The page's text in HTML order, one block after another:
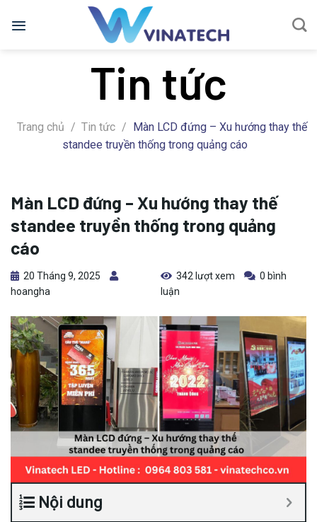
qua
Tin tức
Trang chủ / Tin tức / Màn LCD đứng – Xu hướng thay thế
standee truyền thống trong quảng cáo
Màn LCD đứng – Xu hướng thay thế
standee truyền thống trong quảng
cáo
20 Tháng 9, 2025
hoangha
342 lượt xem
0 bình
luận
Nội dung